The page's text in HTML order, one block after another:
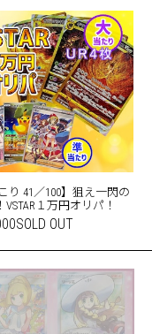
り 41／100】狙え一閃の
VSTAR１万円オリパ！
SOLD OUT